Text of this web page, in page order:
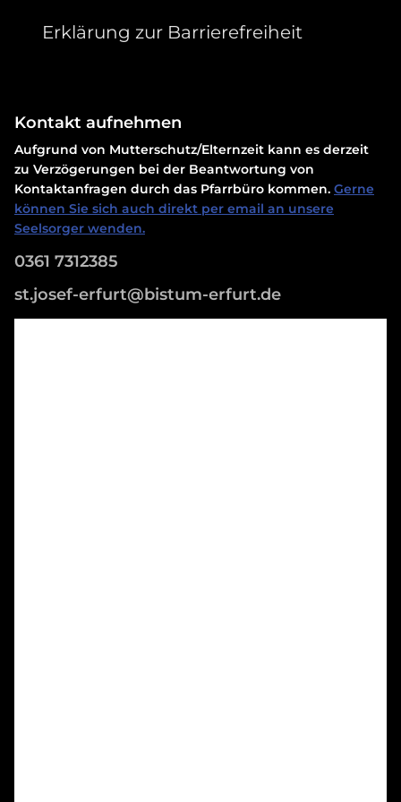
Erklärung zur Barrierefreiheit
Kontakt aufnehmen
Aufgrund von Mutterschutz/Elternzeit kann es derzeit
zu Verzögerungen bei der Beantwortung von
Kontaktanfragen durch das Pfarrbüro kommen. Gerne
können Sie sich auch direkt per email an unsere
Seelsorger wenden.
0361 7312385
st.josef-erfurt@bistum-erfurt.de